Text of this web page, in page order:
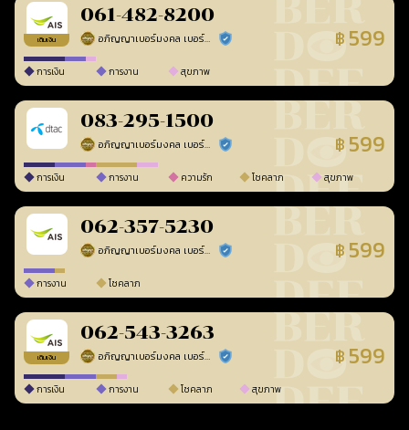
เติมเงิน
061-482-8200
อภิญญาเบอร์มงคล เบอร์สวยเลขศาสตร์ ร้านยืนยันแล้ว ฿ 599
การเงิน การงาน สุขภาพ
083-295-1500
อภิญญาเบอร์มงคล เบอร์สวยเลขศาสตร์ ร้านยืนยันแล้ว ฿ 599
การเงิน การงาน ความรัก โชคลาภ สุขภาพ
062-357-5230
อภิญญาเบอร์มงคล เบอร์สวยเลขศาสตร์ ร้านยืนยันแล้ว ฿ 599
การงาน โชคลาภ
เติมเงิน
062-543-3263
อภิญญาเบอร์มงคล เบอร์สวยเลขศาสตร์ ร้านยืนยันแล้ว ฿ 599
การเงิน การงาน โชคลาภ สุขภาพ